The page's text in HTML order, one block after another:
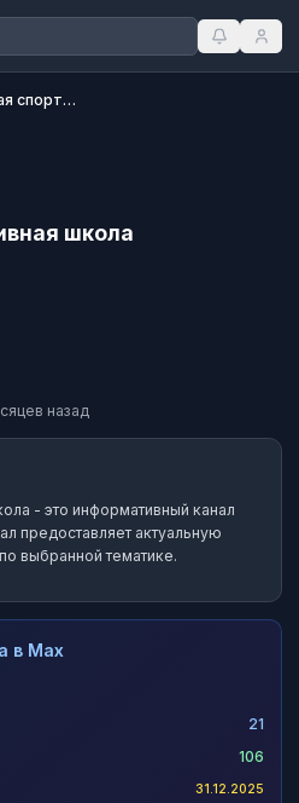
Сланцевская спортивная школа
школа
назад
- это информативный канал
предоставляет актуальную
выбранной тематике.
в Max
21
106
31.12.2025